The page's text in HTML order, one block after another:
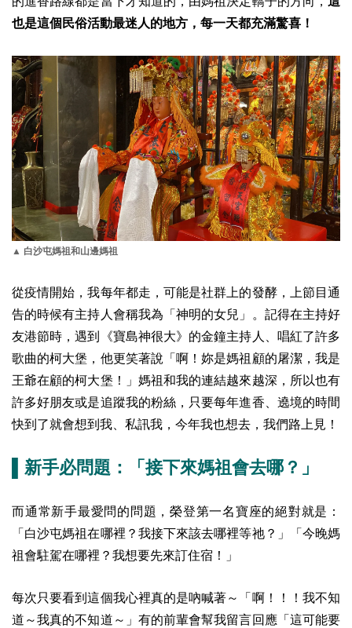
也是這個民俗活動最迷人的地方，每一天都充滿驚喜！
▲ 白沙屯媽祖和山邊媽祖
從疫情開始，我每年都走，可能是社群上的發酵，上節目通
告的時候有主持人會稱我為「神明的女兒」。記得在主持好
友港節時，遇到《寶島神很大》的金鐘主持人、唱紅了許多
歌曲的柯大堡，他更笑著說「啊！妳是媽祖顧的屠潔，我是
王爺在顧的柯大堡！」媽祖和我的連結越來越深，所以也有
許多好朋友或是追蹤我的粉絲，只要每年進香、遶境的時間
快到了就會想到我、私訊我，今年我也想去，我們路上見！
▌新手必問題：「接下來媽祖會去哪？」
而通常新手最愛問的問題，榮登第一名寶座的絕對就是：
「白沙屯媽祖在哪裡？我接下來該去哪裡等祂？」「今晚媽
祖會駐駕在哪裡？我想要先來訂住宿！」
每次只要看到這個我心裡真的是吶喊著～「啊！！！我不知
道～我真的不知道～」有的前輩會幫我留言回應「這可能要